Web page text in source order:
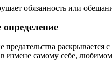
обязанность или
предательства раскрывается
в измене самому себе,